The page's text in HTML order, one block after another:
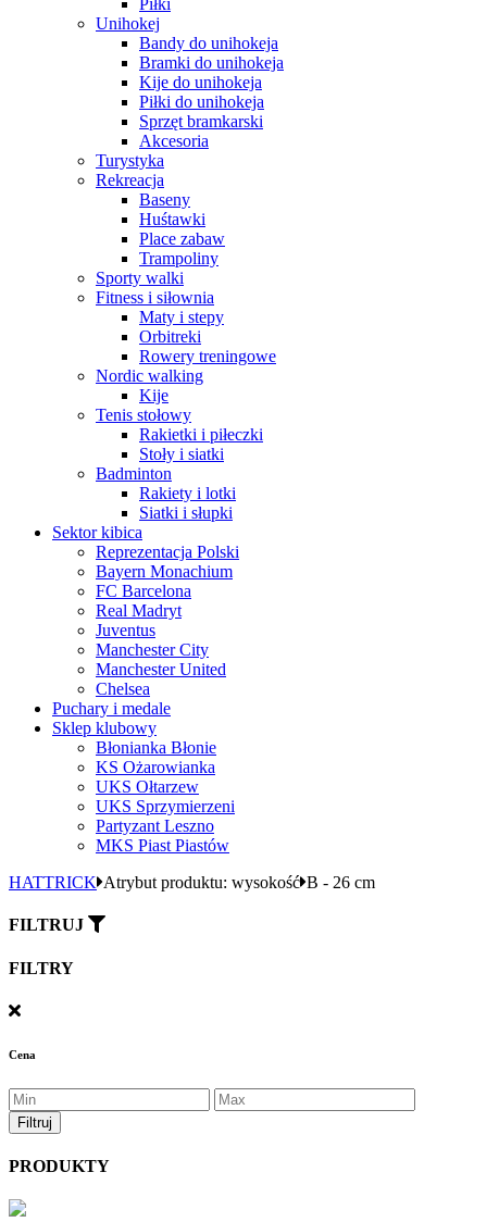
Piłki
Unihokej
Bandy do unihokeja
Bramki do unihokeja
Kije do unihokeja
Piłki do unihokeja
Sprzęt bramkarski
Akcesoria
Turystyka
Rekreacja
Baseny
Huśtawki
Place zabaw
Trampoliny
Sporty walki
Fitness i siłownia
Maty i stepy
Orbitreki
Rowery treningowe
Nordic walking
Kije
Tenis stołowy
Rakietki i piłeczki
Stoły i siatki
Badminton
Rakiety i lotki
Siatki i słupki
Sektor kibica
Reprezentacja Polski
Bayern Monachium
FC Barcelona
Real Madryt
Juventus
Manchester City
Manchester United
Chelsea
Puchary i medale
Sklep klubowy
Błonianka Błonie
KS Ożarowianka
UKS Ołtarzew
UKS Sprzymierzeni
Partyzant Leszno
MKS Piast Piastów
HATTRICK Atrybut produktu: wysokość B - 26 cm
FILTRUJ
FILTRY
Cena
PRODUKTY